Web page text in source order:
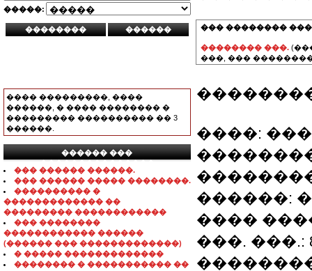
�����:
���� ���������, ����
������, � ���� �������� �
��������� ���������� �� 3
������.
������ ���
���������������
��� ������ ������.
��� ������ ����� ��������.
���������� �
������������� ��
��������� ������������
��� ��������
������������ ������
(������ ��� �������������)
� ����� �������������
�������� � ����������� ��
��� ��������
�������� ���.
���, ���
����:
������:
����
���. ���.: